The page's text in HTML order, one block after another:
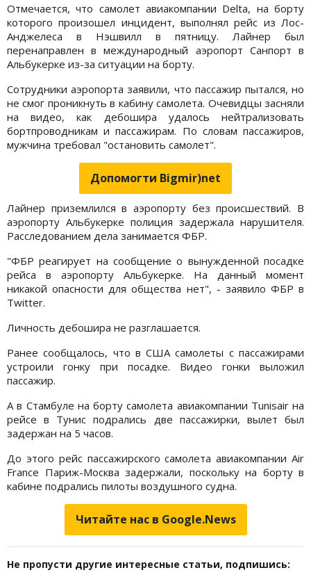
Отмечается, что самолет авиакомпании Delta, на борту
которого произошел инцидент, выполнял рейс из Лос-
Анджелеса в Нэшвилл в пятницу. Лайнер был
перенаправлен в международный аэропорт Санпорт в
Альбукерке из-за ситуации на борту.
Сотрудники аэропорта заявили, что пассажир пытался, но
не смог проникнуть в кабину самолета. Очевидцы засняли
на видео, как дебошира удалось нейтрализовать
бортпроводникам и пассажирам. По словам пассажиров,
мужчина требовал "остановить самолет".
Допомогти Bigmir)net
Лайнер приземлился в аэропорту без происшествий. В
аэропорту Альбукерке полиция задержала нарушителя.
Расследованием дела занимается ФБР.
"ФБР реагирует на сообщение о вынужденной посадке
рейса в аэропорту Альбукерке. На данный момент
никакой опасности для общества нет", - заявило ФБР в
Twitter.
Личность дебошира не разглашается.
Ранее сообщалось, что в США самолеты с пассажирами
устроили гонку при посадке. Видео гонки выложил
пассажир.
А в Стамбуле на борту самолета авиакомпании Tunisair на
рейсе в Тунис подрались две пассажирки, вылет был
задержан на 5 часов.
До этого рейс пассажирского самолета авиакомпании Air
France Париж-Москва задержали, поскольку на борту в
кабине подрались пилоты воздушного судна.
Читайте нас в Google.News
Не пропусти другие интересные статьи, подпишись: